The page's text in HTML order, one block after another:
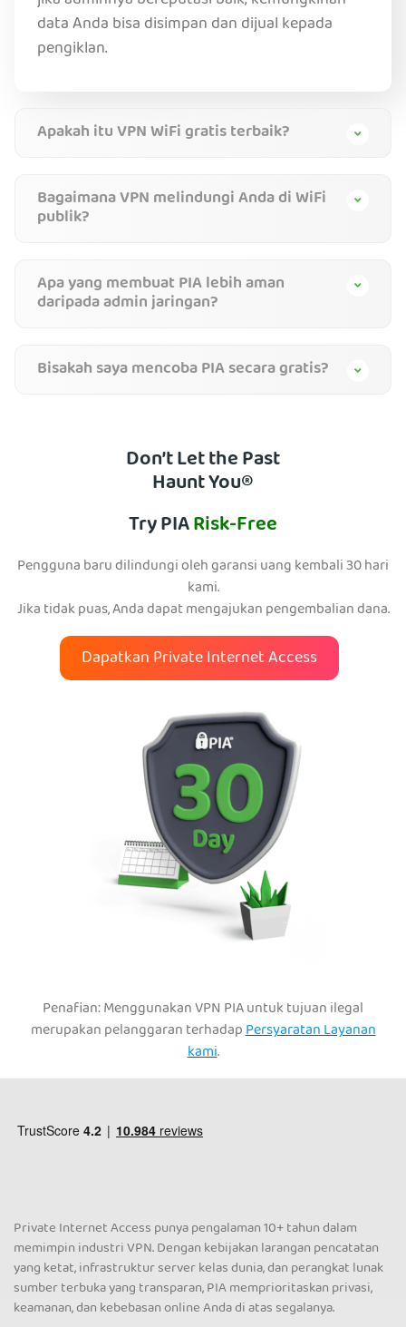
data Anda bisa disimpan dan dijual kepada
pengiklan.
Apakah itu VPN WiFi gratis terbaik?
Bagaimana VPN melindungi Anda di WiFi
publik?
Apa yang membuat PIA lebih aman
daripada admin jaringan?
Bisakah saya mencoba PIA secara gratis?
Don’t Let the Past
Haunt You®
Try PIARisk-Free
Pengguna baru dilindungi oleh garansi uang kembali 30 hari
kami.
Jika tidak puas, Anda dapat mengajukan pengembalian dana.
Dapatkan Private Internet Access
Penafian: Menggunakan VPN PIA untuk tujuan ilegal
merupakan pelanggaran terhadapPersyaratan Layanan
kami.
Private Internet Access punya pengalaman 10+ tahun dalam
memimpin industri VPN. Dengan kebijakan larangan pencatatan
yang ketat, infrastruktur server kelas dunia, dan perangkat lunak
sumber terbuka yang transparan, PIA memprioritaskan privasi,
keamanan, dan kebebasan online Anda di atas segalanya.